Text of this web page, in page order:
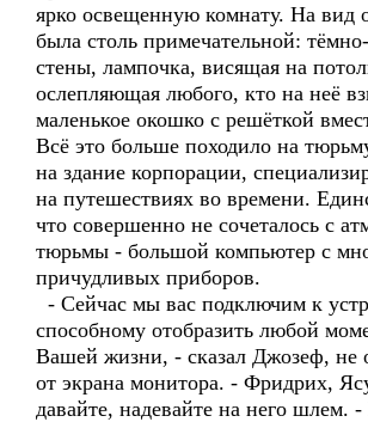
ярко освещенную комнату. На вид
была столь примечательной:
стены, лампочка, висящая на
ослепляющая любого, кто на неё
маленькое окошко с решёткой
Всё это больше походило на
на здание корпорации,
на путешествиях во времени.
что совершенно не сочеталось с
тюрьмы - большой компьютер с
причудливых приборов.
- Сейчас мы вас подключим к
способному отобразить любой
Вашей жизни, - сказал Джозеф, не
от экрана монитора. - Фридрих,
давайте, надевайте на него шлем. -